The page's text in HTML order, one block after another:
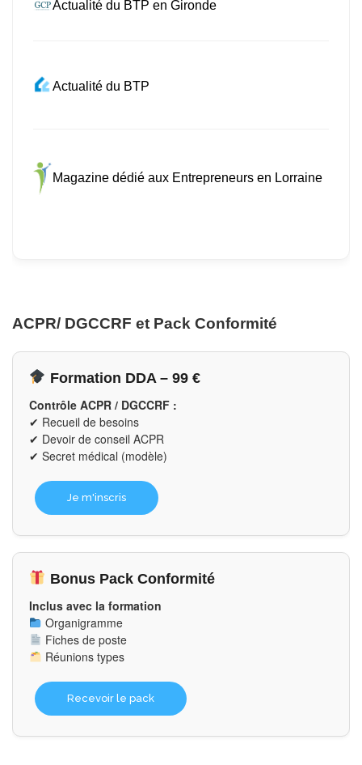
Actualité du BTP en Gironde
Actualité du BTP
Magazine dédié aux Entrepreneurs en Lorraine
ACPR/ DGCCRF et Pack Conformité
Formation DDA – 99 €
Contrôle ACPR / DGCCRF :
✔ Recueil de besoins
✔ Devoir de conseil ACPR
✔ Secret médical (modèle)
Je m'inscris
Bonus Pack Conformité
Inclus avec la formation
Organigramme
Fiches de poste
Réunions types
Recevoir le pack